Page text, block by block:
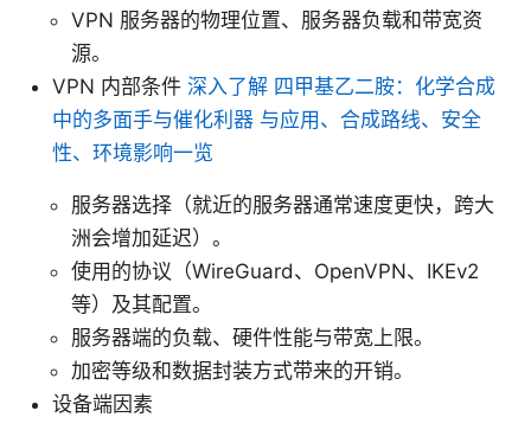
VPN 服务器的物理位置、服务器负载和带宽资
源。
VPN 内部条件 深入了解 四甲基乙二胺：化学合成
中的多面手与催化利器 与应用、合成路线、安全
性、环境影响一览
服务器选择（就近的服务器通常速度更快，跨大
洲会增加延迟）。
使用的协议（WireGuard、OpenVPN、IKEv2
等）及其配置。
服务器端的负载、硬件性能与带宽上限。
加密等级和数据封装方式带来的开销。
设备端因素